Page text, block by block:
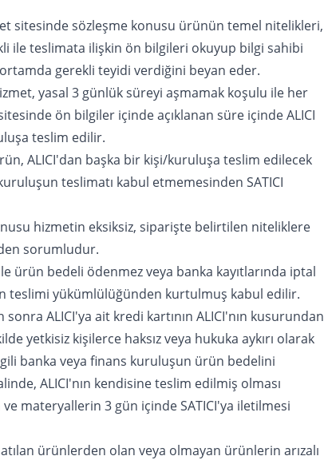
sitesinde sözleşme konusu ürünün temel nitelikleri,
ile teslimata ilişkin ön bilgileri okuyup bilgi sahibi
gerekli teyidi verdiğini beyan eder.
yasal 3 günlük süreyi aşmamak koşulu ile her
ön bilgiler içinde açıklanan süre içinde ALICI
teslim edilir.
ALICI'dan başka bir kişi/kuruluşa teslim edilecek
teslimatı kabul etmemesinden SATICI
hizmetin eksiksiz, siparişte belirtilen niteliklere
sorumludur.
ürün bedeli ödenmez veya banka kayıtlarında iptal
teslimi yükümlülüğünden kurtulmuş kabul edilir.
ALICI'ya ait kredi kartının ALICI'nın kusurundan
yetkisiz kişilerce haksız veya hukuka aykırı olarak
banka veya finans kuruluşun ürün bedelini
ALICI'nın kendisine teslim edilmiş olması
ve materyallerin 3 gün içinde SATICI'ya iletilmesi
ürünlerden olan veya olmayan ürünlerin arızalı